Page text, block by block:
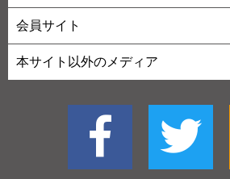
会員サイト
本サイト以外のメディア